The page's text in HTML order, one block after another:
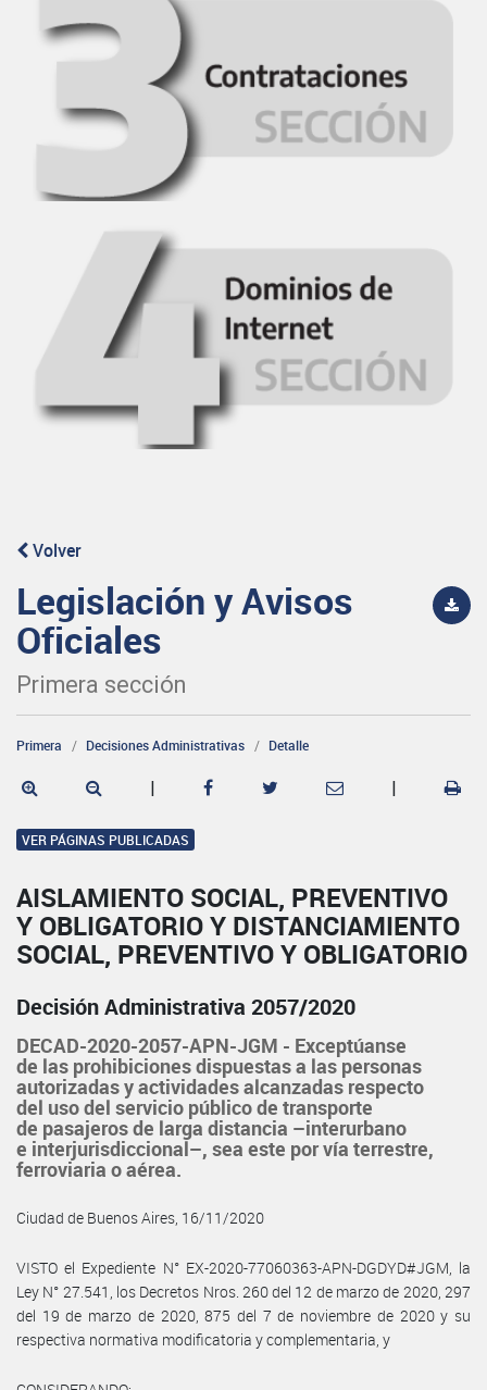
Volver
Legislación y Avisos
Oficiales
Primera sección
Primera Decisiones Administrativas Detalle
| |
VER PÁGINAS PUBLICADAS
AISLAMIENTO SOCIAL, PREVENTIVO
Y OBLIGATORIO Y DISTANCIAMIENTO
SOCIAL, PREVENTIVO Y OBLIGATORIO
Decisión Administrativa 2057/2020
DECAD-2020-2057-APN-JGM - Exceptúanse
de las prohibiciones dispuestas a las personas
autorizadas y actividades alcanzadas respecto
del uso del servicio público de transporte
de pasajeros de larga distancia –interurbano
e interjurisdiccional–, sea este por vía terrestre,
ferroviaria o aérea.
Ciudad de Buenos Aires, 16/11/2020
VISTO el Expediente N° EX-2020-77060363-APN-DGDYD#JGM, la
Ley N° 27.541, los Decretos Nros. 260 del 12 de marzo de 2020, 297
del 19 de marzo de 2020, 875 del 7 de noviembre de 2020 y su
respectiva normativa modificatoria y complementaria, y